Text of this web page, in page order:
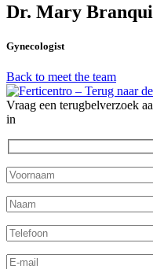
Dr. Mary
Gynecologist
Back to meet the team
Vraag een terugbelverzoek
in